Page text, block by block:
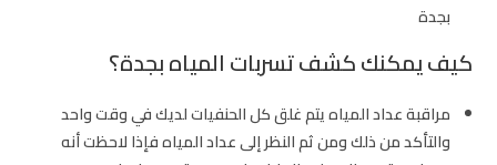
بجدة
كيف يمكنك كشف تسربات المياه بجدة؟
مراقبة عداد المياه يتم غلق كل الحنفيات لديك في وقت واحد
والتأكد من ذلك ومن ثم النظر إلى عداد المياه فإذا لاحظت أنه